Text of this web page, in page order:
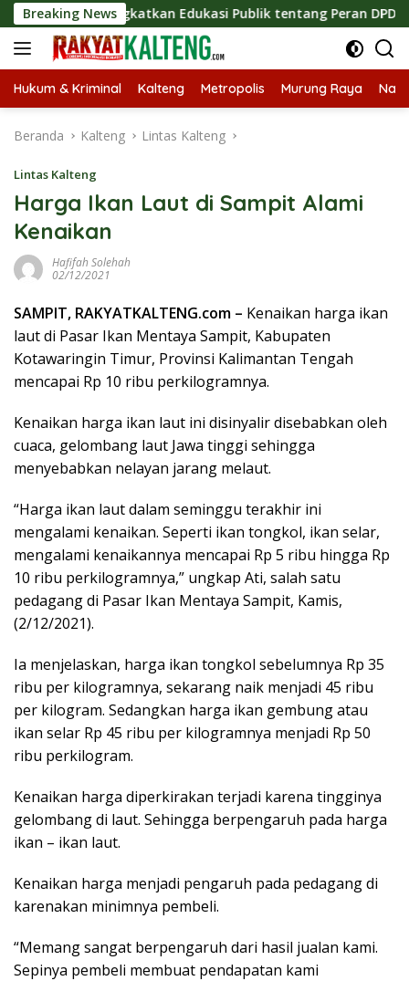
Langsung
ke
konten
Breaking News
Tingkatkan Edukasi Publik tentang Peran DPD RI
Hukum & Kriminal Kalteng Metropolis Murung Raya
Beranda Kalteng Lintas Kalteng
Lintas Kalteng
Harga Ikan Laut di Sampit Alami
Kenaikan
Hafifah Solehah
02/12/2021
SAMPIT, RAKYATKALTENG.com – Kenaikan harga ikan
laut di Pasar Ikan Mentaya Sampit, Kabupaten
Kotawaringin Timur, Provinsi Kalimantan Tengah
mencapai Rp 10 ribu perkilogramnya.
Kenaikan harga ikan laut ini disinyalir disebabkan oleh
cuaca, gelombang laut Jawa tinggi sehingga
menyebabkan nelayan jarang melaut.
“Harga ikan laut dalam seminggu terakhir ini
mengalami kenaikan. Seperti ikan tongkol, ikan selar,
mengalami kenaikannya mencapai Rp 5 ribu hingga Rp
10 ribu perkilogramnya,” ungkap Ati, salah satu
pedagang di Pasar Ikan Mentaya Sampit, Kamis,
(2/12/2021).
Ia menjelaskan, harga ikan tongkol sebelumnya Rp 35
ribu per kilogramnya, sekarang naik menjadi 45 ribu
per kilogram. Sedangkan harga ikan gembung atau
ikan selar Rp 45 ribu per kilogramnya menjadi Rp 50
ribu perkilogram.
Kenaikan harga diperkirakan terjadi karena tingginya
gelombang di laut. Sehingga berpengaruh pada harga
ikan – ikan laut.
Kenaikan harga menjadi pengaruh pada pedagang di
karenakan minimnya pembeli.
“Memang sangat berpengaruh dari hasil jualan kami.
Sepinya pembeli membuat pendapatan kami